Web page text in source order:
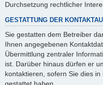
Durchsetzung rechtlicher
GESTATTUNG DER
Sie gestatten dem Betreiber
Ihnen angegebenen
Übermittlung zentraler
ist. Darüber hinaus dürfen er
kontaktieren, sofern Sie dies
gestattet haben.